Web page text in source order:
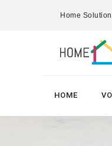
Home
HOME